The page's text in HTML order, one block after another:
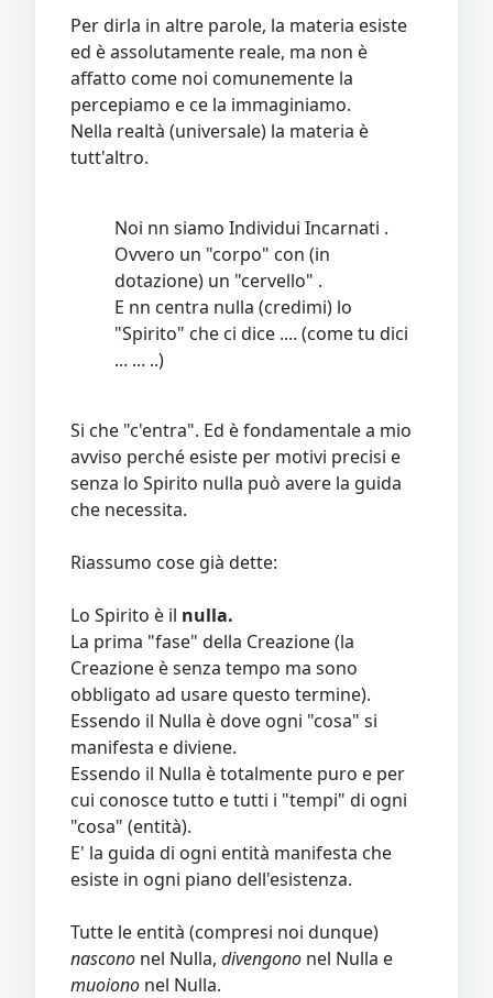
Per dirla in altre parole, la materia esiste
ed è assolutamente reale, ma non è
affatto come noi comunemente la
percepiamo e ce la immaginiamo.
Nella realtà (universale) la materia è
tutt'altro.
Noi nn siamo Individui Incarnati .
Ovvero un "corpo" con (in
dotazione) un "cervello" .
E nn centra nulla (credimi) lo
"Spirito" che ci dice .... (come tu dici
... ... ..)
Si che "c'entra". Ed è fondamentale a mio
avviso perché esiste per motivi precisi e
senza lo Spirito nulla può avere la guida
che necessita.
Riassumo cose già dette:
Lo Spirito è il nulla.
La prima "fase" della Creazione (la
Creazione è senza tempo ma sono
obbligato ad usare questo termine).
Essendo il Nulla è dove ogni "cosa" si
manifesta e diviene.
Essendo il Nulla è totalmente puro e per
cui conosce tutto e tutti i "tempi" di ogni
"cosa" (entità).
E' la guida di ogni entità manifesta che
esiste in ogni piano dell'esistenza.
Tutte le entità (compresi noi dunque)
nascono nel Nulla, divengono nel Nulla e
muoiono nel Nulla.